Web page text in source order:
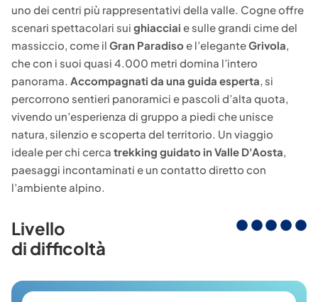
uno dei centri più rappresentativi della valle. Cogne offre
scenari spettacolari sui ghiacciai e sulle grandi cime del
massiccio, come il Gran Paradisoe l’eleganteGrivola,
che con i suoi quasi 4.000 metri domina l’intero
panorama. Accompagnati da una guida esperta, si
percorrono sentieri panoramici e pascoli d’alta quota,
vivendo un’esperienza di gruppo a piedi che unisce
natura, silenzio e scoperta del territorio. Un viaggio
ideale per chi cerca trekking guidato in Valle D'Aosta,
paesaggi incontaminati e un contatto diretto con
l’ambiente alpino.
Livello
di difficoltà